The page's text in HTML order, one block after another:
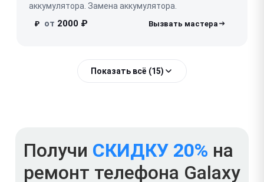
аккумулятора. Замена аккумулятора.
₽ от 2000 ₽
Показать всё (15)
Получи СКИДКУ 20% на
ремонт телефона Galaxy